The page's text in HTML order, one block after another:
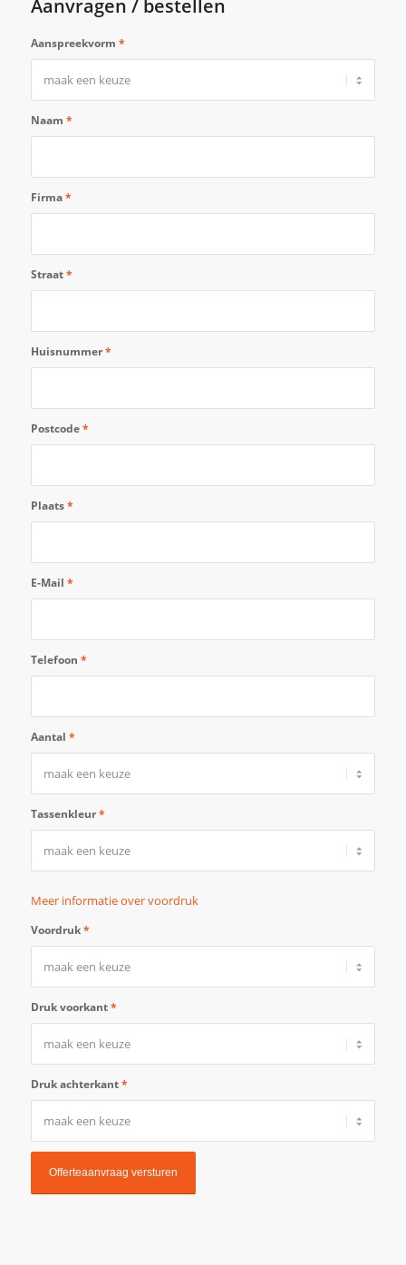
Aanvragen / bestellen
Aanspreekvorm *
Naam *
Firma*
Straat*
Huisnummer*
Postcode*
Plaats*
E-Mail *
Telefoon *
Aantal *
Tassenkleur*
Meer informatie over voordruk
Voordruk*
Druk voorkant*
Druk achterkant*